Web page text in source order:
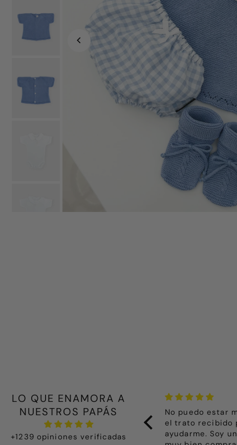
LO QUE ENAMORA A
NUESTROS PAPÁS
+1239 opiniones verificadas
lo que he comprado es
además viene muy muy
presentado. Me ha emocionado
No puedo estar
el trato recibido
ayudarme. Soy